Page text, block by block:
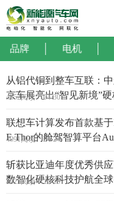
品牌 电机
从铝代铜到整车互联：
京车展亮出“智见新境”
4352阅读 04-30
联想车计算发布首款基
E Thor的舱驾智算平台
4991阅读 04-24
斩获比亚迪年度优秀供
数智化硬核科技护航全
4825阅读 12-19